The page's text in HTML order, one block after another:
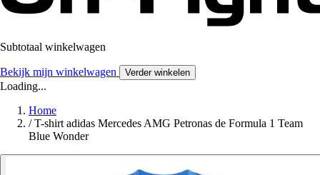
Subtotaal winkelwagen
Bekijk mijn winkelwagen Verder winkelen
Loading...
Home
/ T-shirt adidas Mercedes AMG Petronas de Formula 1 Team
Blue Wonder